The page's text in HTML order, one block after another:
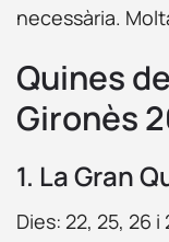
necessària.
Quines
Gironès
1. La Gran
Dies: 22, 25, 26